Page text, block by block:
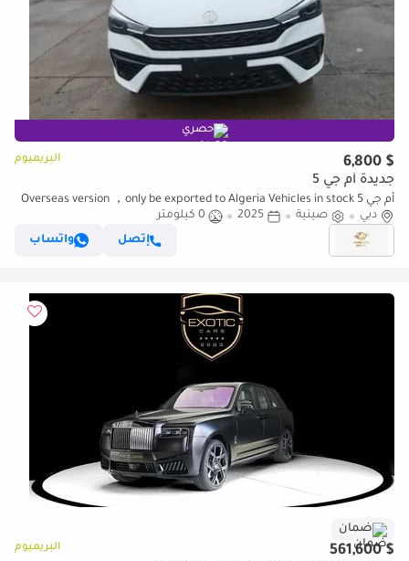
حصري
$ 6,800 البريميوم
جديدة أم جي 5
أم جي 5 Overseas version ，only be exported to Algeria Vehicles in stock
at Nansha, China
دبي صينية 2025
0 كيلومتر
إتصل
واتساب
ضمان
$ 561,600 البريميوم